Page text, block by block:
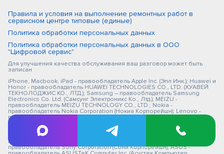
Правила и условия на выполнение ремонтных работ в
сервисном центре типовые (единые)
Политика обработки персональных данных
Политика обработки персональных данных в ООО
"Цифровой сервис"
Для улучшения качества обслуживания ваш разговор может быть
записан
iPhone, Macbook, iPad - правообладатель Apple Inc. (Эпл Инк.); Huawei и
Honor - правообладатель HUAWEI TECHNOLOGIES CO., LTD. (ХУАВЕЙ
ТЕКНОЛОДЖИС КО., ЛТД.); Samsung – правообладатель Samsung
Electronics Co. Ltd. (Самсунг Электроникс Ко., Лтд.); MEIZU -
правообладатель MEIZU TECHNOLOGY CO., LTD.; Nokia -
правообладатель Nokia Corporation (Нокиа Корпорейшн); Lenovo -
правообладатель Lenovo (Beijing) Limited; Xiaomi - правообладатель
Xiaomi Inc.; ZTE - правообладатель ZTE Corporation; HTC -
правообладатель HTC CORPORATION (Эйч-Ти-Си КОРПОРЕЙШН); LG -
правообладатель LG Corp. (ЭлДжи Корп.); Philips - правообладатель
Koninklijke Philips N.V. (Конинклийке Филипс Н.В.); Sony -
правообладатель Sony Corporation (Сони Корпорейшн); ASUS -